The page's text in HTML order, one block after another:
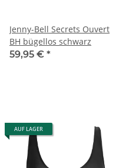
Jenny-Bell Secrets Ouvert
BH bügellos schwarz
59,95 € *
AUF LAGER